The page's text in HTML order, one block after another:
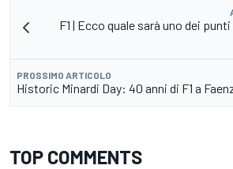
F1 | Ecco quale sarà uno dei
PROSSIMO ARTICOLO
Historic Minardi Day: 40 anni di F1 a
TOP COMMENTS